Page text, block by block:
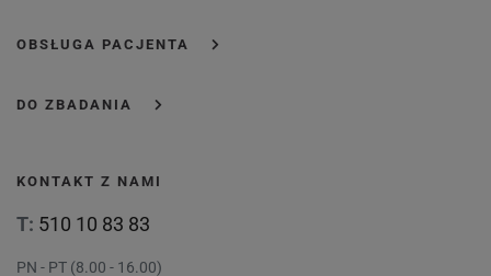
OBSŁUGA PACJENTA
DO ZBADANIA
KONTAKT Z NAMI
T: 510 10 83 83
PN - PT (8.00 - 16.00)